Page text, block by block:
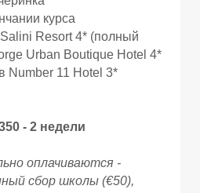
курса
Resort 4* (полный
Urban Boutique Hotel 4*
Number 11 Hotel 3*
- 2 недели
оплачиваются -
сбор школы (€50),